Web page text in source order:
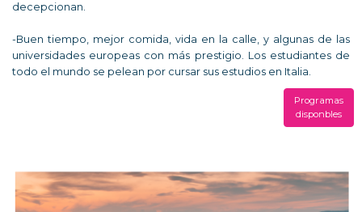
decepcionan.
-Buen tiempo, mejor comida, vida en la calle, y algunas de las
universidades europeas con más prestigio. Los estudiantes de
todo el mundo se pelean por cursar sus estudios en Italia.
Programas
disponbles